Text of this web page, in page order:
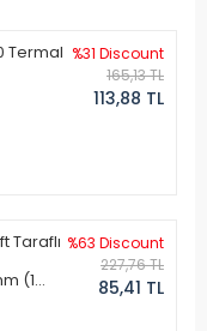
Termal %31 Discount
165,13 TL
113,88 TL
Taraflı
(1
%63 Discount
227,76 TL
85,41 TL